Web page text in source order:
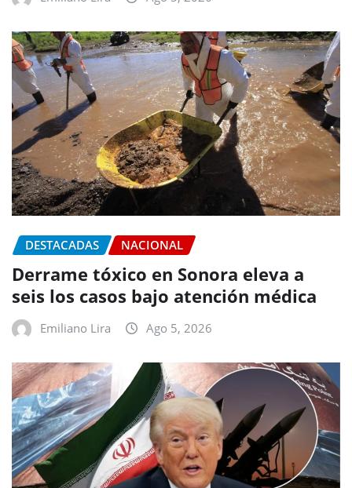
DESTACADAS NACIONAL
Derrame tóxico en Sonora eleva a
seis los casos bajo atención médica
Emiliano Lira Ago 5, 2026